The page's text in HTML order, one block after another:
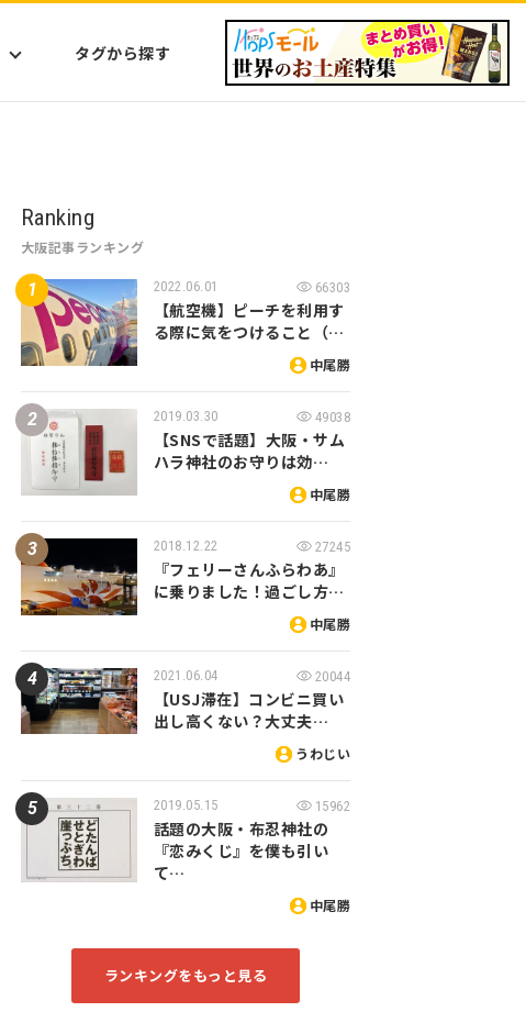
タグから探す
Ranking
大阪記事ランキング
2022.06.01 66303
【航空機】ピーチを利用す
る際に気をつけること（…
中尾勝
2019.03.30 49038
【SNSで話題】大阪・サム
ハラ神社のお守りは効…
中尾勝
2018.12.22 27245
『フェリーさんふらわあ』
に乗りました！過ごし方…
中尾勝
2021.06.04 20044
【USJ滞在】コンビニ買い
出し高くない？大丈夫…
うわじい
2019.05.15 15962
話題の大阪・布忍神社の
『恋みくじ』を僕も引い
て…
中尾勝
ランキングをもっと見る